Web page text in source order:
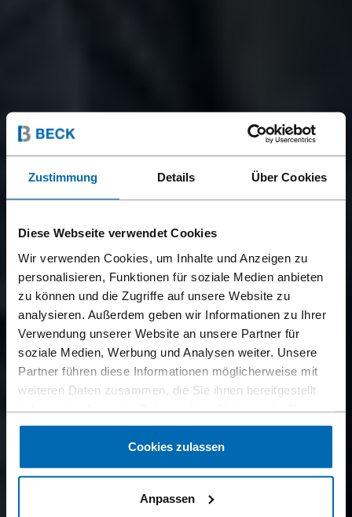
Zustimmung Details Über Cookies
Diese Webseite verwendet Cookies
Wir verwenden Cookies, um Inhalte und Anzeigen zu
personalisieren, Funktionen für soziale Medien anbieten
zu können und die Zugriffe auf unsere Website zu
analysieren. Außerdem geben wir Informationen zu Ihrer
Verwendung unserer Website an unsere Partner für
soziale Medien, Werbung und Analysen weiter. Unsere
Partner führen diese Informationen möglicherweise mit
weiteren Daten zusammen, die Sie ihnen bereitgestellt
gesammelt haben.
Cookies zulassen
Anpassen